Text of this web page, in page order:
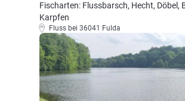
Fischarten: Flussbarsch, Hecht, Döbel,
Karpfen
Fluss bei 36041 Fulda